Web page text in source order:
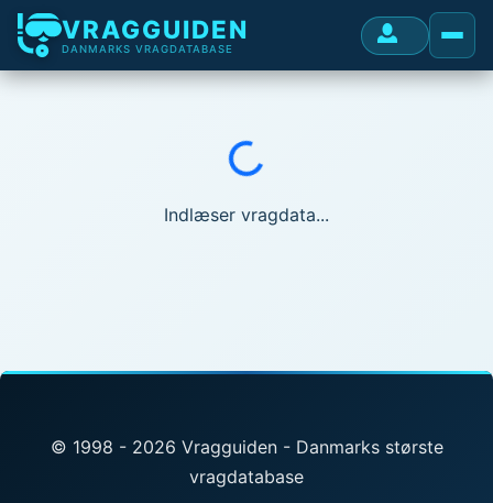
VRAGGUIDEN
DANMARKS VRAGDATABASE
Indlæser...
Indlæser vragdata...
© 1998 - 2026 Vragguiden - Danmarks største
vragdatabase